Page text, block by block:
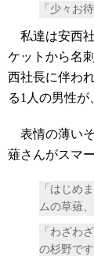
「少々お
私達は安西
ケットから名
西社長に伴わ
る1人の男性が
表情の薄い
薙さんがスマ
「はじめ
ムの草薙
「わざわ
の杉野です